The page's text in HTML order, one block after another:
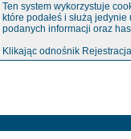
Ten system wykorzystuje
które podałeś i służą
podanych informacji oraz
Klikając odnośnik